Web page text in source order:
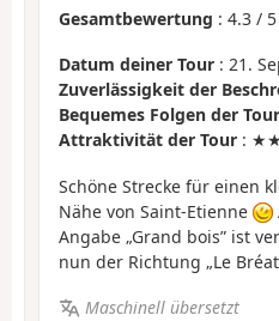
Gesamtbewertung : 4.3 / 5
Datum deiner Tour : 21.
Zuverlässigkeit der
Bequemes Folgen der Tour
Attraktivität der Tour :
Schöne Strecke für einen
Nähe von Saint-Etienne
Angabe „Grand bois” ist
nun der Richtung „Le
Maschinell übersetzt